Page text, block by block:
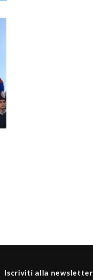
Iscriviti alla newsletter